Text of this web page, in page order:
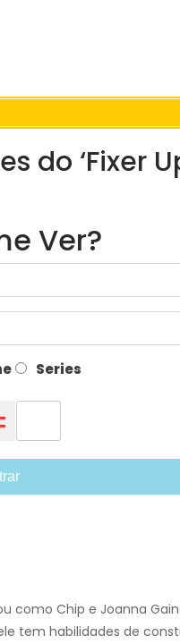
do ‘Fixer
Ver?
Series
como Chip e Joanna
tem habilidades de